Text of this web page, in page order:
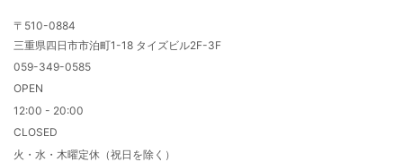
〒510-0884
三重県四日市市泊町1-18 タイズビル2F-3F
059-349-0585
OPEN
12:00 - 20:00
CLOSED
火・水・木曜定休（祝日を除く）